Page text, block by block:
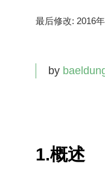
最后修改: 2016
by
1.概述